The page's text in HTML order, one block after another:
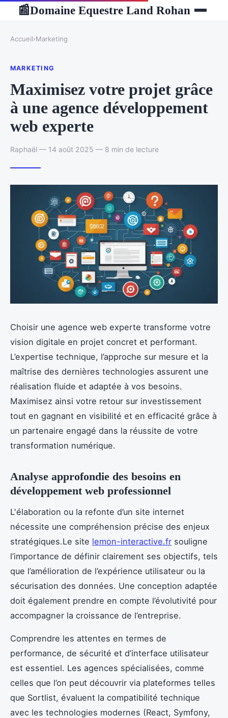
📰Domaine Equestre Land Rohan
Accueil›Marketing
MARKETING
Maximisez votre projet grâce
à une agence développement
web experte
Raphaël — 14 août 2025 — 8 min de lecture
Choisir une agence web experte transforme votre
vision digitale en projet concret et performant.
L’expertise technique, l’approche sur mesure et la
maîtrise des dernières technologies assurent une
réalisation fluide et adaptée à vos besoins.
Maximisez ainsi votre retour sur investissement
tout en gagnant en visibilité et en efficacité grâce à
un partenaire engagé dans la réussite de votre
transformation numérique.
Analyse approfondie des besoins en
développement web professionnel
L'élaboration ou la refonte d’un site internet
nécessite une compréhension précise des enjeux
stratégiques.Le site lemon-interactive.fr souligne
l’importance de définir clairement ses objectifs, tels
que l’amélioration de l’expérience utilisateur ou la
sécurisation des données. Une conception adaptée
doit également prendre en compte l’évolutivité pour
accompagner la croissance de l’entreprise.
Comprendre les attentes en termes de
performance, de sécurité et d’interface utilisateur
est essentiel. Les agences spécialisées, comme
celles que l’on peut découvrir via plateformes telles
que Sortlist, évaluent la compatibilité technique
avec les technologies modernes (React, Symfony,